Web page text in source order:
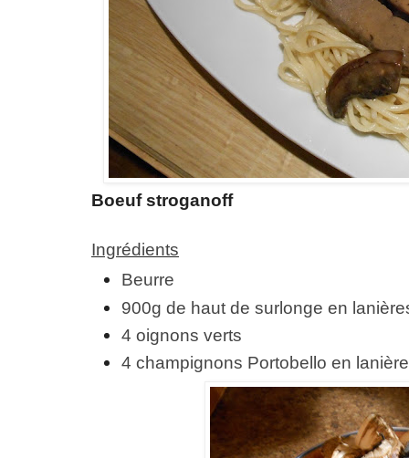
Boeuf stroganoff
Ingrédients
Beurre
900g de haut de surlonge en
4 oignons verts
4 champignons Portobello en